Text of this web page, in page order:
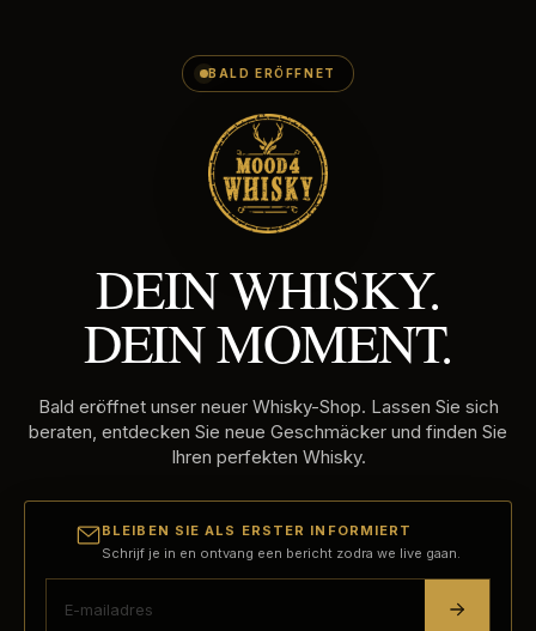
BALD ERÖFFNET
DEIN WHISKY.
DEIN MOMENT.
Bald eröffnet unser neuer Whisky-Shop. Lassen Sie sich
beraten, entdecken Sie neue Geschmäcker und finden Sie
Ihren perfekten Whisky.
BLEIBEN SIE ALS ERSTER INFORMIERT
Schrijf je in en ontvang een bericht zodra we live gaan.